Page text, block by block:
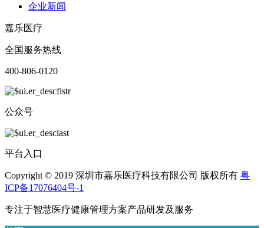
企业新闻
嘉乐医疗
全国服务热线
400-806-0120
公众号
平台入口
Copyright © 2019 深圳市嘉乐医疗科技有限公司 版权所有 粤
ICP备17076404号-1
专注于智慧医疗健康管理方案产品研发及服务